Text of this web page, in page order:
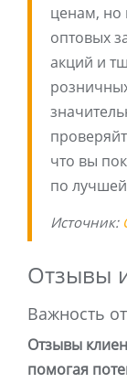
ценам, но
оптовых
акций и
что вы
по
Источник:
Отзывы
Важность
Отзывы
помогая